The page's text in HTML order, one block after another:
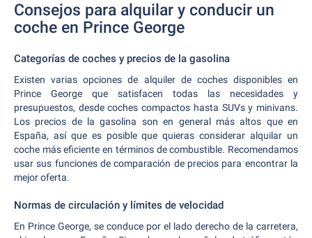
Consejos para alquilar y conducir un
coche en Prince George
Categorías de coches y precios de la gasolina
Existen varias opciones de alquiler de coches disponibles en
Prince George que satisfacen todas las necesidades y
presupuestos, desde coches compactos hasta SUVs y minivans.
Los precios de la gasolina son en general más altos que en
España, así que es posible que quieras considerar alquilar un
coche más eficiente en términos de combustible. Recomendamos
usar sus funciones de comparación de precios para encontrar la
mejor oferta.
Normas de circulación y límites de velocidad
En Prince George, se conduce por el lado derecho de la carretera,